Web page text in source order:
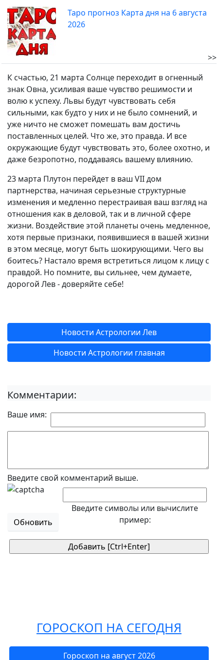
Таро прогноз Карта дня на 6 августа
2026
>>
К счастью, 21 марта Солнце переходит в огненный
знак Овна, усиливая ваше чувство решимости и
волю к успеху. Львы будут чувствовать себя
сильными, как будто у них и не было сомнений, и
уже ничто не сможет помешать вам достичь
поставленных целей. Что же, это правда. И все
окружающие будут чувствовать это, более охотно, и
даже безропотно, поддаваясь вашему влиянию.
23 марта Плутон перейдет в ваш VII дом
партнерства, начиная серьезные структурные
изменения и медленно перестраивая ваш взгляд на
отношения как в деловой, так и в личной сфере
жизни. Воздействие этой планеты очень медленное,
хотя первые признаки, появившиеся в вашей жизни
в этом месяце, могут быть шокирующими. Чего вы
боитесь? Настало время встретиться лицом к лицу с
правдой. Но помните, вы сильнее, чем думаете,
дорогой Лев - доверяйте себе!
Новости Астрологии Лев
Новости Астрологии главная
Комментарии:
Ваше имя:
Введите свой комментарий выше.
Обновить
Введите символы или вычислите
пример:
ГОРОСКОП НА СЕГОДНЯ
Гороскоп на август 2026